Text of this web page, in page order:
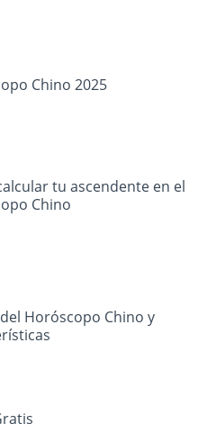
Chino 2025
tu ascendente en el
Chino
Horóscopo Chino y